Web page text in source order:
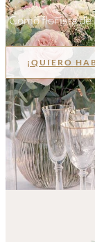
Como florista de
¡QUIERO